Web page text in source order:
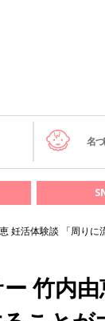
名
妊活体験談 「周りに
竹内由